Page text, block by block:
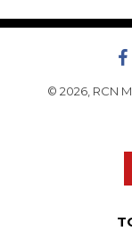
© 2026, RCN